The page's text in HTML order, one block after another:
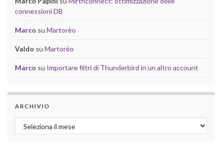
connessioni DB
Marco su Martorèo
Valdo su Martorèo
Marco su Importare filtri di Thunderbird in un altro account
ARCHIVIO
Archivio